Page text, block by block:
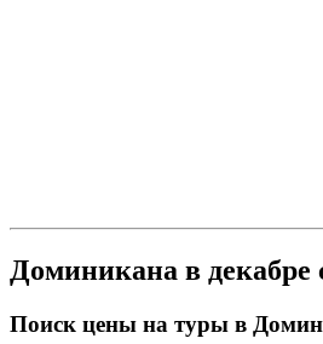
Доминикана в
Поиск цены на туры в